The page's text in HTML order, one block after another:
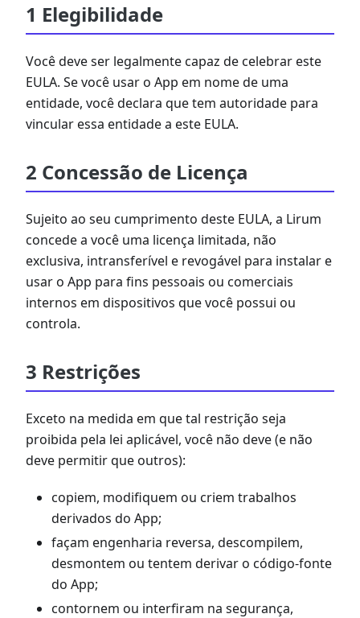
1 Elegibilidade
Você deve ser legalmente capaz de celebrar este
EULA. Se você usar o App em nome de uma
entidade, você declara que tem autoridade para
vincular essa entidade a este EULA.
2 Concessão de Licença
Sujeito ao seu cumprimento deste EULA, a Lirum
concede a você uma licença limitada, não
exclusiva, intransferível e revogável para instalar e
usar o App para fins pessoais ou comerciais
internos em dispositivos que você possui ou
controla.
3 Restrições
Exceto na medida em que tal restrição seja
proibida pela lei aplicável, você não deve (e não
deve permitir que outros):
copiem, modifiquem ou criem trabalhos
derivados do App;
façam engenharia reversa, descompilem,
desmontem ou tentem derivar o código-fonte
do App;
contornem ou interfiram na segurança,